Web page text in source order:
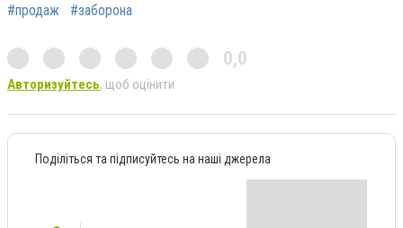
#продаж #заборона
0,0
Авторизуйтесь, щоб оцінити
Поділіться та підписуйтесь на наші джерела